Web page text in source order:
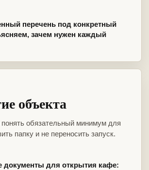
перечень под конкретный
зачем нужен каждый
объекта
обязательный минимум для
папку и не переносить запуск.
документы для открытия кафе: